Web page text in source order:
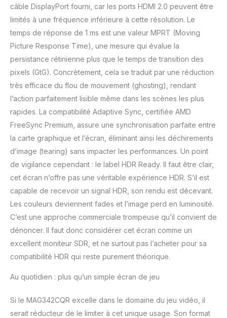
câble DisplayPort fourni, car les ports HDMI 2.0 peuvent être
limités à une fréquence inférieure à cette résolution. Le
temps de réponse de 1 ms est une valeur MPRT (Moving
Picture Response Time), une mesure qui évalue la
persistance rétinienne plus que le temps de transition des
pixels (GtG). Concrètement, cela se traduit par une réduction
très efficace du flou de mouvement (ghosting), rendant
l’action parfaitement lisible même dans les scènes les plus
rapides. La compatibilité Adaptive Sync, certifiée AMD
FreeSync Premium, assure une synchronisation parfaite entre
la carte graphique et l’écran, éliminant ainsi les déchirements
d’image (tearing) sans impacter les performances. Un point
de vigilance cependant : le label HDR Ready. Il faut être clair,
cet écran n’offre pas une véritable expérience HDR. S’il est
capable de recevoir un signal HDR, son rendu est décevant.
Les couleurs deviennent fades et l’image perd en luminosité.
C’est une approche commerciale trompeuse qu’il convient de
dénoncer. Il faut donc considérer cet écran comme un
excellent moniteur SDR, et ne surtout pas l’acheter pour sa
compatibilité HDR qui reste purement théorique.
Au quotidien : plus qu’un simple écran de jeu
Si le MAG342CQR excelle dans le domaine du jeu vidéo, il
serait réducteur de le limiter à cet unique usage. Son format